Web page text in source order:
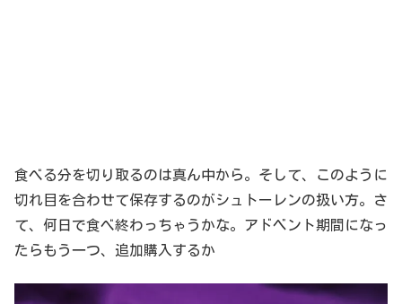
食べる分を切り取るのは真ん中から。そして、このように
切れ目を合わせて保存するのがシュトーレンの扱い方。さ
て、何日で食べ終わっちゃうかな。アドベント期間になっ
たらもう一つ、追加購入するか